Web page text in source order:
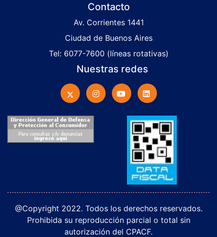
Contacto
Av. Corrientes 1441
Ciudad de Buenos Aires
Tel: 6077-7600 (líneas rotativas)
Nuestras redes
@Copyright 2022. Todos los derechos reservados.
Prohibida su reproducción parcial o total sin
autorización del CPACF.